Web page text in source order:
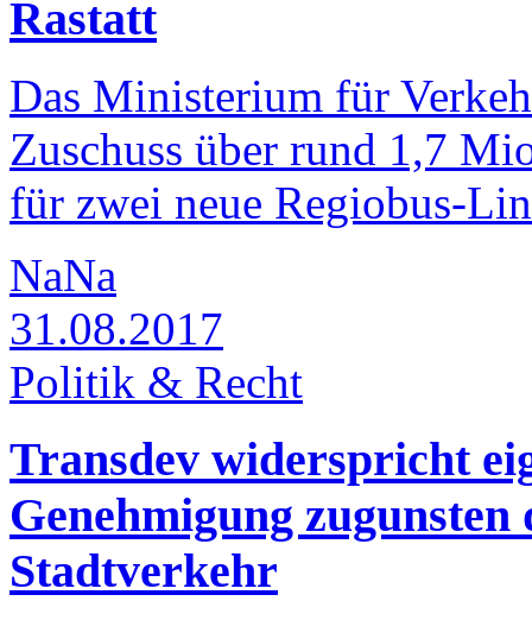
Rastatt
Das Ministerium für
Zuschuss über rund 1,7
für zwei neue Regiobus-
NaNa
31.08.2017
Politik & Recht
Transdev widerspricht
Genehmigung
Stadtverkehr